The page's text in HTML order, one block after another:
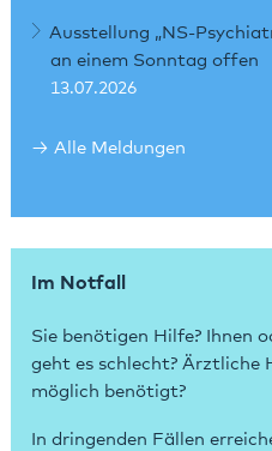
Ausstellung „NS-
an einem Sonntag offen
13.07.2026
Alle Meldungen
Im Notfall
Sie benötigen Hilfe? Ihnen
geht es schlecht? Ärztliche
möglich benötigt?
In dringenden Fällen